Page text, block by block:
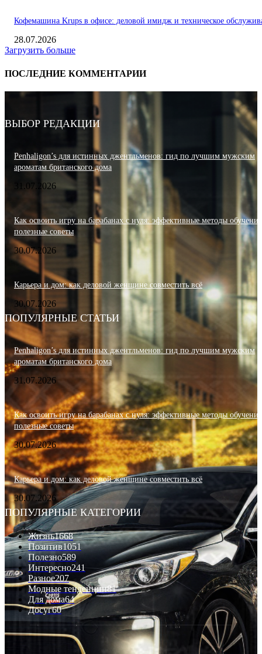
Кофемашина Krups в офисе: деловой имидж и техническое
28.07.2026
Загрузить больше
ПОСЛЕДНИЕ КОММЕНТАРИИ
ВЫБОР РЕДАКЦИИ
Penhaligon’s для истинных джентльменов: гид по лучшим мужским
ароматам британского дома
31.07.2026
Как освоить игру на барабанах с нуля: эффективные методы
полезные советы
30.07.2026
Карьера и дом: как деловой женщине совместить всё
30.07.2026
ПОПУЛЯРНЫЕ СТАТЬИ
Penhaligon’s для истинных джентльменов: гид по лучшим мужским
ароматам британского дома
31.07.2026
Как освоить игру на барабанах с нуля: эффективные методы
полезные советы
30.07.2026
Карьера и дом: как деловой женщине совместить всё
30.07.2026
ПОПУЛЯРНЫЕ КАТЕГОРИИ
Жизнь1668
Позитив1051
Полезно589
Интересно241
Разное207
Модные тенденции81
Для дома64
Досуг60